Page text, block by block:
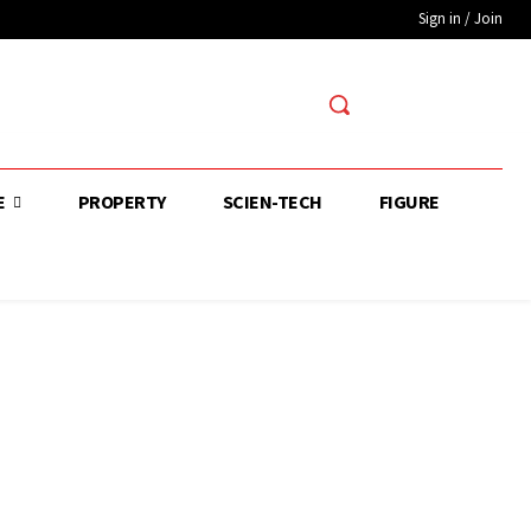
Sign in / Join
PROPERTY SCIEN-TECH FIGURE